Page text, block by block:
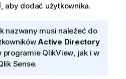
, aby dodać użytkownika.
nazwany musi należeć do
Active Directory
programie QlikView , jak i w
Sense.